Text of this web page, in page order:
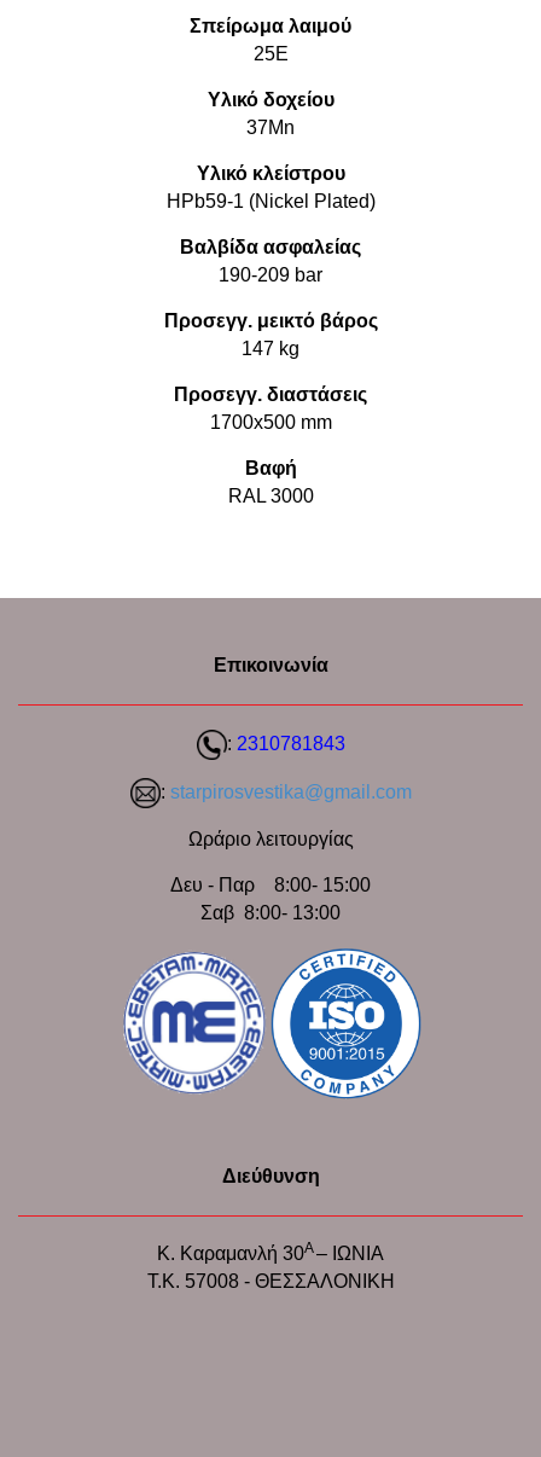
Σπείρωμα λαιμού
25E
Υλικό δοχείου
37Mn
Υλικό κλείστρου
HPb59-1 (Nickel Plated)
Βαλβίδα ασφαλείας
190-209 bar
Προσεγγ. μεικτό βάρος
147 kg
Προσεγγ. διαστάσεις
1700x500 mm
Βαφή
RAL 3000
Επικοινωνία
: 2310781843
: starpirosvestika@gmail.com
Ωράριο λειτουργίας
Δευ - Παρ 8:00- 15:00
Σαβ 8:00- 13:00
Διεύθυνση
Κ. Καραμανλή 30Α– ΙΩΝΙΑ
Τ.Κ. 57008 - ΘΕΣΣΑΛΟΝΙΚΗ